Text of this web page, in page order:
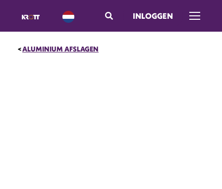
INLOGGEN
Menu
ALUMINIUM AFSLAGEN